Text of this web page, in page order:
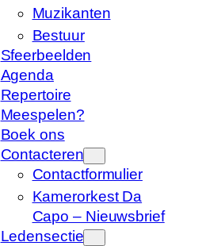
Muzikanten
Bestuur
Sfeerbeelden
Agenda
Repertoire
Meespelen?
Boek ons
Contacteren
Contactformulier
Kamerorkest Da
Capo – Nieuwsbrief
Ledensectie